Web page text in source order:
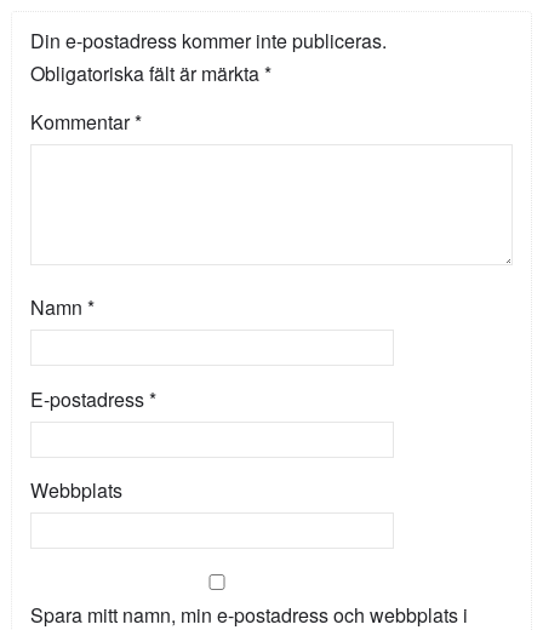
Din e-postadress kommer inte publiceras.
Obligatoriska fält är märkta*
Kommentar*
Namn *
E-postadress*
Webbplats
Spara mitt namn, min e-postadress och webbplats i